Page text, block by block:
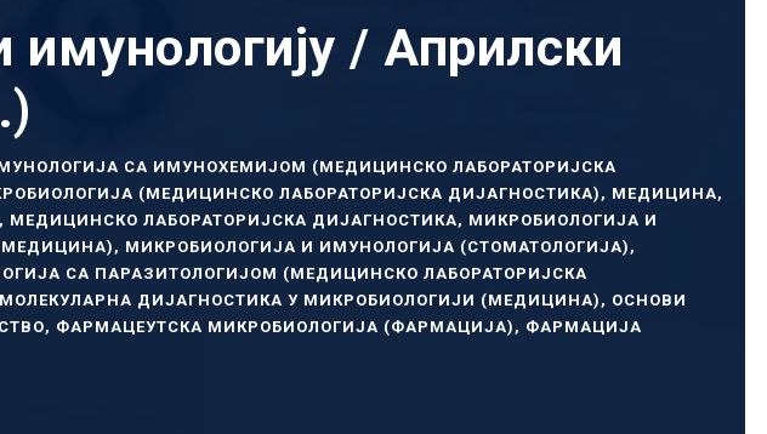
имунологију / Априлски
СА ИМУНОХЕМИЈОМ (МЕДИЦИНСКО ЛАБОРАТОРИЈСКА
(МЕДИЦИНСКО ЛАБОРАТОРИЈСКА ДИЈАГНОСТИКА), МЕДИЦИНА,
, МЕДИЦИНСКО ЛАБОРАТОРИЈСКА ДИЈАГНОСТИКА, МИКРОБИОЛОГИЈА И
, МИКРОБИОЛОГИЈА И ИМУНОЛОГИЈА (СТОМАТОЛОГИЈА) ,
СА ПАРАЗИТОЛОГИЈОМ (МЕДИЦИНСКО ЛАБОРАТОРИЈСКА
МОЛЕКУЛАРНА ДИЈАГНОСТИКА У МИКРОБИОЛОГИЈИ (МЕДИЦИНА) , ОСНОВИ
, ФАРМАЦЕУТСКА МИКРОБИОЛОГИЈА (ФАРМАЦИЈА) , ФАРМАЦИЈА